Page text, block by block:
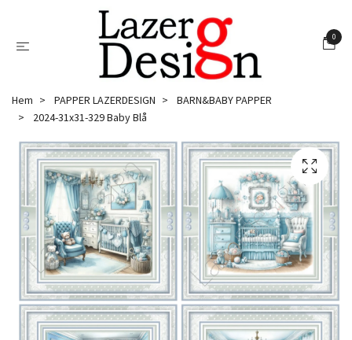
0
Hem PAPPER LAZERDESIGN
BARN&BABY PAPPER
2024-31x31-329 Baby Blå